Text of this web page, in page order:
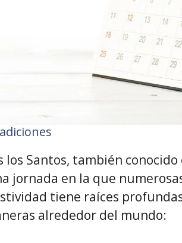
los Santos, también conocido
jornada en la que
tiene raíces
alrededor del mundo: